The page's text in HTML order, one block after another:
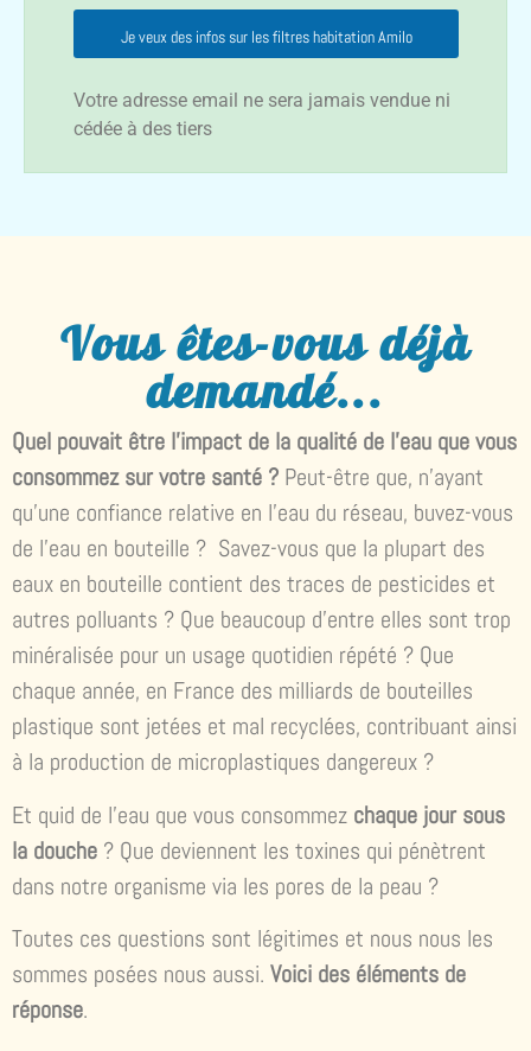
Je veux des infos sur les filtres habitation Amilo
Votre adresse email ne sera jamais vendue ni
cédée à des tiers
Vous êtes-vous déjà
demandé...
Quel pouvait être l’impact de la qualité de l’eau que vous
consommez sur votre santé ? Peut-être que, n’ayant
qu’une confiance relative en l’eau du réseau, buvez-vous
de l’eau en bouteille ? Savez-vous que la plupart des
eaux en bouteille contient des traces de pesticides et
autres polluants ? Que beaucoup d’entre elles sont trop
minéralisée pour un usage quotidien répété ? Que
chaque année, en France des milliards de bouteilles
plastique sont jetées et mal recyclées, contribuant ainsi
à la production de microplastiques dangereux ?
Et quid de l’eau que vous consommez chaque jour sous
la douche ? Que deviennent les toxines qui pénètrent
dans notre organisme via les pores de la peau ?
Toutes ces questions sont légitimes et nous nous les
sommes posées nous aussi. Voici des éléments de
réponse.